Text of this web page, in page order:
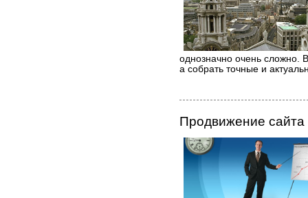
однозначно очень сложно.
а собрать точные и
Продвижение сайта